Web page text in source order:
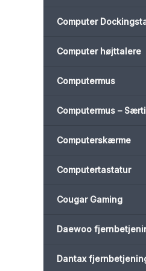
Computer
Computer højttalere
Computermus
Computermus –
Computerskærme
Computertastatur
Cougar Gaming
Daewoo
Dantax